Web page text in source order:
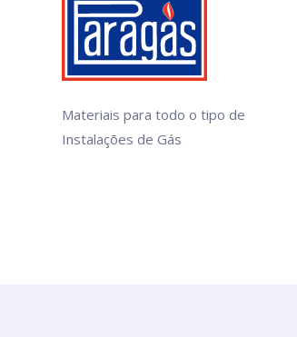
Materiais para todo o tipo de
Instalações de Gás